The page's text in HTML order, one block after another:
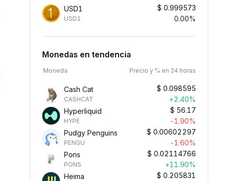
USD1
USD1
$ 0.999573
0.00%
Monedas en tendencia
Moneda Precio y % en 24 horas
Cash Cat
CASHCAT
$ 0.098595
+2.40%
Hyperliquid
HYPE
$ 56.17
-1.90%
Pudgy Penguins
PENGU
$ 0.00602297
-1.60%
Pons
PONS
$ 0.02114766
+11.90%
Heima
$ 0.205831